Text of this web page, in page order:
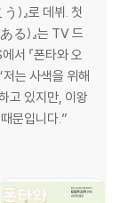
)』로 데뷔. 첫
る)』는 TV 드
서 『폰타와 오
는 사색을 위해
고 있지만, 이왕
문입니다.”